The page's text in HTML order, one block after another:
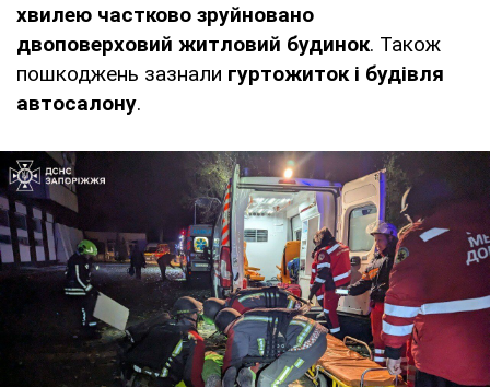
хвилею частково зруйновано
двоповерховий житловий будинок. Також
пошкоджень зазнали гуртожиток і будівля
автосалону.